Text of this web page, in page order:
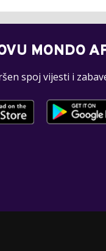
MONDO
spoj vijesti i